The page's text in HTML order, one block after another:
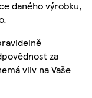
daného výrobku,
za
vliv na Vaše